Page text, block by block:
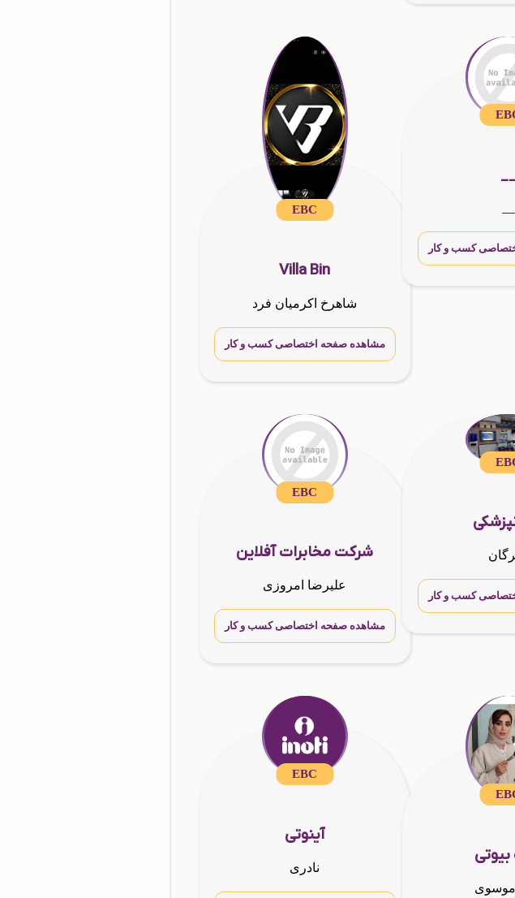
EBC
Villa Bin
شاهرخ اکرمیان فرد
مشاهده صفحه اختصاصی کسب و کار
کسب و کار
EBC
شرکت مخابرات آفلاین
علیرضا امروزی
مشاهده صفحه اختصاصی کسب و کار
کسب و کار
EBC
آینوتی
نادری
موسوی